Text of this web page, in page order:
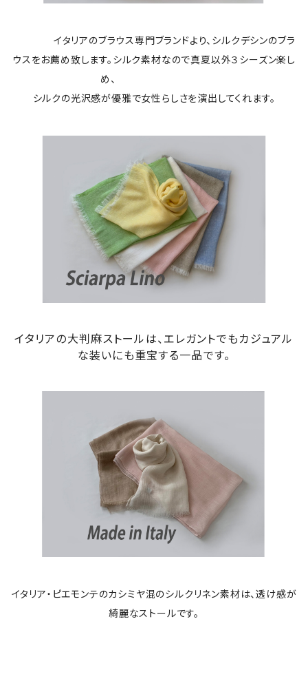
イタリアのブラウス専門ブランドより、シルクデシンのブラ
ウスをお薦め致します。シルク素材なので真夏以外３シーズン楽し
め、
シルクの光沢感が優雅で女性らしさを演出してくれます。
イタリアの大判麻ストールは、エレガントでもカジュアル
な装いにも重宝する一品です。
イタリア・ピエモンテのカシミヤ混のシルクリネン素材は、透け感が
綺麗なストールです。